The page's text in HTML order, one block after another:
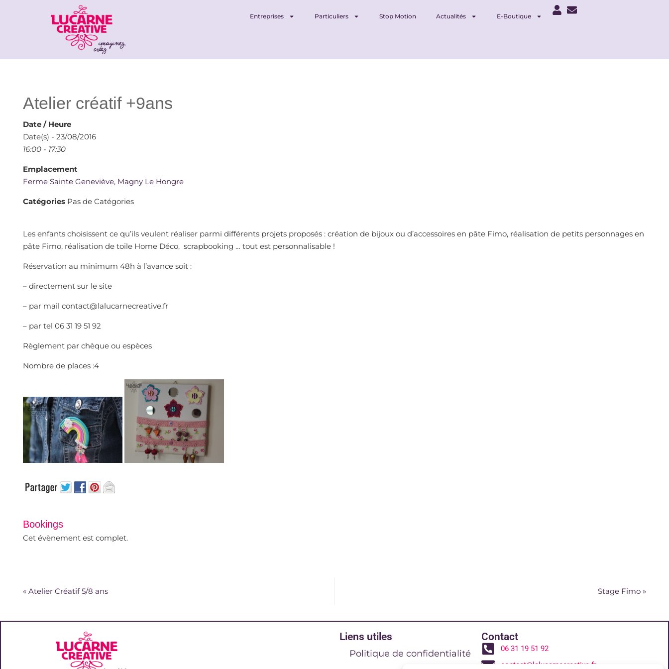
Entreprises Particuliers Stop Motion Actualités E-Boutique
Atelier créatif +9ans
Date / Heure
Date(s) - 23/08/2016
16:00 - 17:30
Emplacement
Ferme Sainte Geneviève, Magny Le Hongre
Catégories Pas de Catégories
Les enfants choisissent ce qu’ils veulent réaliser parmi différents projets proposés : création de bijoux ou d’accessoires en pâte Fimo, réalisation de petits personnages en
pâte Fimo, réalisation de toile Home Déco, scrapbooking … tout est personnalisable !
Réservation au minimum 48h à l’avance soit :
– directement sur le site
– par mail contact@lalucarnecreative.fr
– par tel 06 31 19 51 92
Règlement par chèque ou espèces
Nombre de places :4
Bookings
Cet évènement est complet.
« Atelier Créatif 5/8 ans Stage Fimo »
Liens utiles
Politique de confidentialité
Contact
06 31 19 51 92
contact@lalucarnecreative.fr